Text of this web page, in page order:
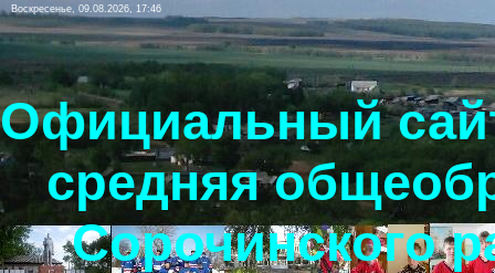
Воскресенье, 09.08.2026, 17:46
Официальный
средняя
Сорочинского